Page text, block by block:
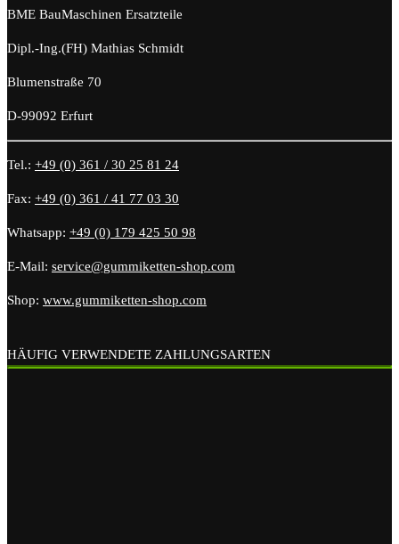
BME BauMaschinen Ersatzteile
Dipl.-Ing.(FH) Mathias Schmidt
Blumenstraße 70
D-99092 Erfurt
Tel.: +49 (0) 361 / 30 25 81 24
Fax: +49 (0) 361 / 41 77 03 30
Whatsapp: +49 (0) 179 425 50 98
E-Mail: service@gummiketten-shop.com
Shop: www.gummiketten-shop.com
HÄUFIG VERWENDETE ZAHLUNGSARTEN